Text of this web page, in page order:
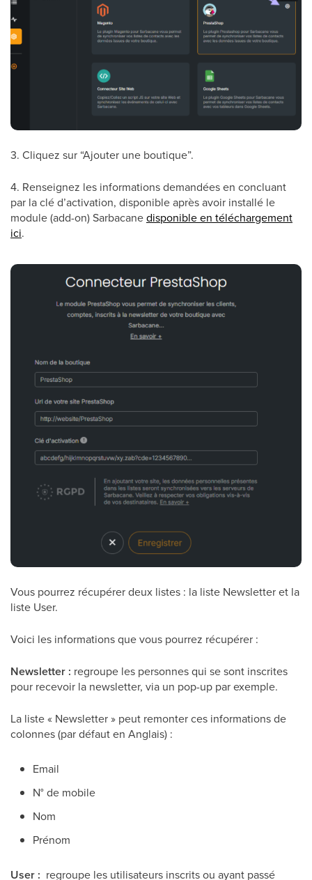
3. Cliquez sur “Ajouter une boutique”.
4. Renseignez les informations demandées en concluant
par la clé d’activation, disponible après avoir installé le
module (add-on) Sarbacanedisponible en téléchargement
ici.
Vous pourrez récupérer deux listes : la liste Newsletter et la
liste User.
Voici les informations que vous pourrez récupérer :
Newsletter : regroupe les personnes qui se sont inscrites
pour recevoir la newsletter, via un pop-up par exemple.
La liste « Newsletter » peut remonter ces informations de
colonnes (par défaut en Anglais) :
Email
N° de mobile
Nom
Prénom
User : regroupe les utilisateurs inscrits ou ayant passé